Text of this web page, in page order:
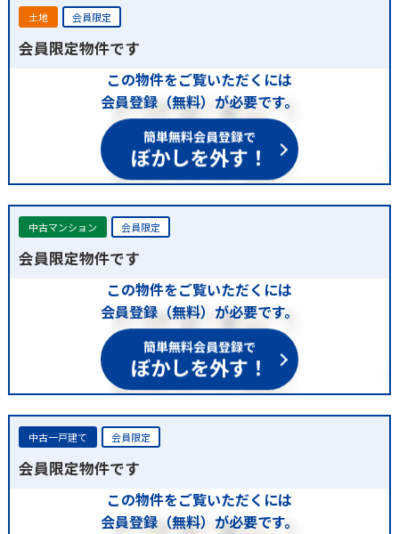
土地 会員限定
会員限定物件です
この物件をご覧いただくには
会員登録（無料）が必要です。
簡単無料会員登録で
ぼかしを外す！
中古マンション 会員限定
会員限定物件です
この物件をご覧いただくには
会員登録（無料）が必要です。
簡単無料会員登録で
ぼかしを外す！
中古一戸建て 会員限定
会員限定物件です
この物件をご覧いただくには
会員登録（無料）が必要です。